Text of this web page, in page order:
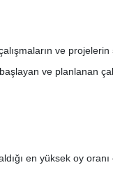
ve
ve planlanan
en yüksek oy oranı